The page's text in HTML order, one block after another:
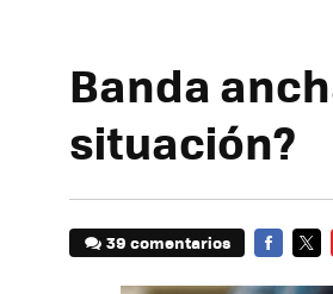
Banda
situación?
39 comentarios